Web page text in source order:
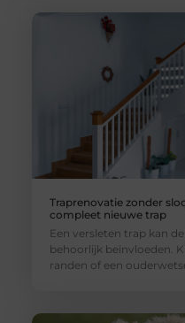
Traprenovatie zonder
compleet nieuwe trap
Een versleten trap kan
behoorlijk beïnvloeden.
randen of een